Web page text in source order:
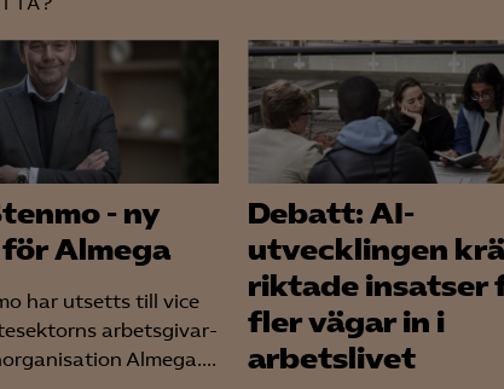
- ny
Almega
har utsetts till vice
arbetsgivar-
Almega....
Debatt: AI-
utvecklingen
riktade insatser
fler vägar in i
arbetslivet